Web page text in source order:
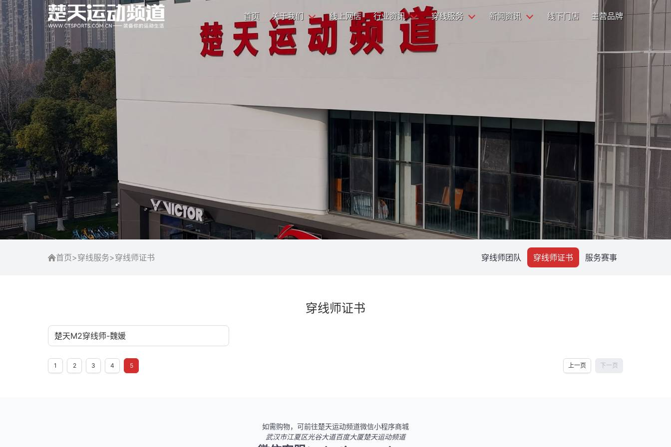
首页 关于我们 线上网店 行业资讯 穿线服务 新闻资讯 线下门店 主营品牌
首页>穿线服务>穿线师证书 穿线师团队 穿线师证书 服务赛事
穿线师证书
楚天M2穿线师-魏媛
上一页 下一页
1 2 3 4 5
如需购物，可前往楚天运动频道微信小程序商城
武汉市江夏区光谷大道百度大厦楚天运动频道